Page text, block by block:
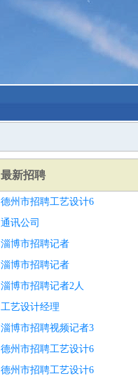
最新招聘
德州市招聘工艺设计6
通讯公司
淄博市招聘记者
淄博市招聘记者
淄博市招聘记者2人
工艺设计经理
淄博市招聘视频记者3
德州市招聘工艺设计6
德州市招聘工艺设计6